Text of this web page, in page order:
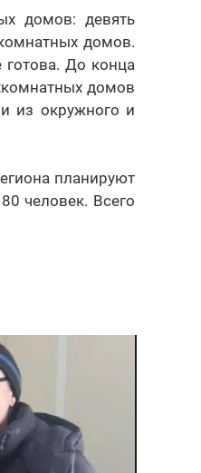
домов: девять
домов.
До конца
домов
из окружного и
планируют
человек. Всего